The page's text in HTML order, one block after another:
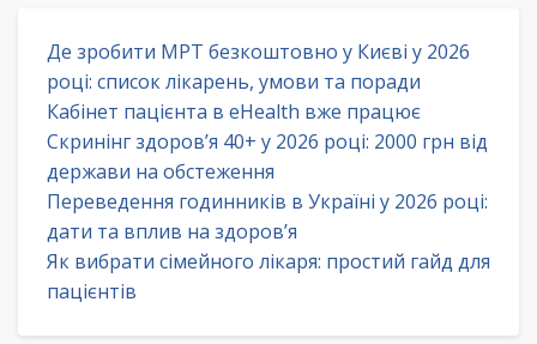
Де зробити МРТ безкоштовно у Києві у 2026
році: список лікарень, умови та поради
Кабінет пацієнта в eHealth вже працює
Скринінг здоров’я 40+ у 2026 році: 2000 грн від
держави на обстеження
Переведення годинників в Україні у 2026 році:
дати та вплив на здоров’я
Як вибрати сімейного лікаря: простий гайд для
пацієнтів